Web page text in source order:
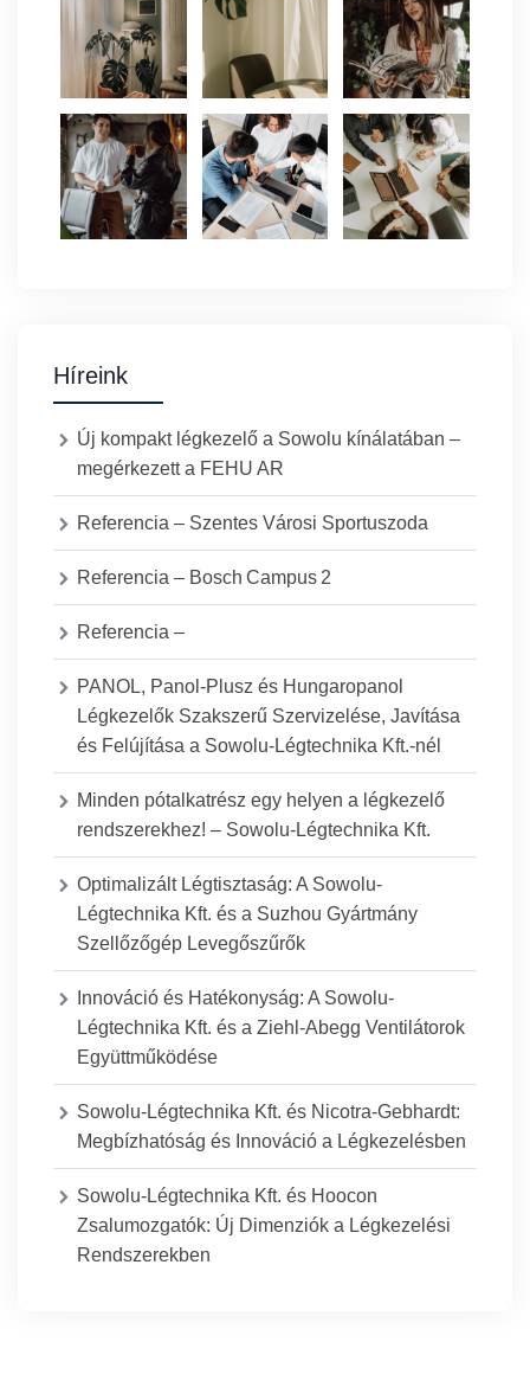
Híreink
Új kompakt légkezelő a Sowolu kínálatában –
megérkezett a FEHU AR
Referencia – Szentes Városi Sportuszoda
Referencia – Bosch Campus 2
Referencia –
PANOL, Panol-Plusz és Hungaropanol
Légkezelők Szakszerű Szervizelése, Javítása
és Felújítása a Sowolu-Légtechnika Kft.-nél
Minden pótalkatrész egy helyen a légkezelő
rendszerekhez! – Sowolu-Légtechnika Kft.
Optimalizált Légtisztaság: A Sowolu-
Légtechnika Kft. és a Suzhou Gyártmány
Szellőzőgép Levegőszűrők
Innováció és Hatékonyság: A Sowolu-
Légtechnika Kft. és a Ziehl-Abegg Ventilátorok
Együttműködése
Sowolu-Légtechnika Kft. és Nicotra-Gebhardt:
Megbízhatóság és Innováció a Légkezelésben
Sowolu-Légtechnika Kft. és Hoocon
Zsalumozgatók: Új Dimenziók a Légkezelési
Rendszerekben